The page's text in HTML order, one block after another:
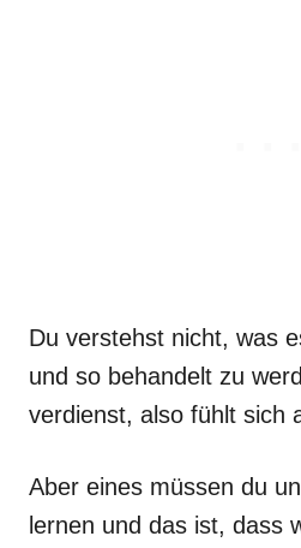
Du verstehst nicht, was
und so behandelt zu
verdienst, also fühlt sich
Aber eines müssen du
lernen und das ist, dass